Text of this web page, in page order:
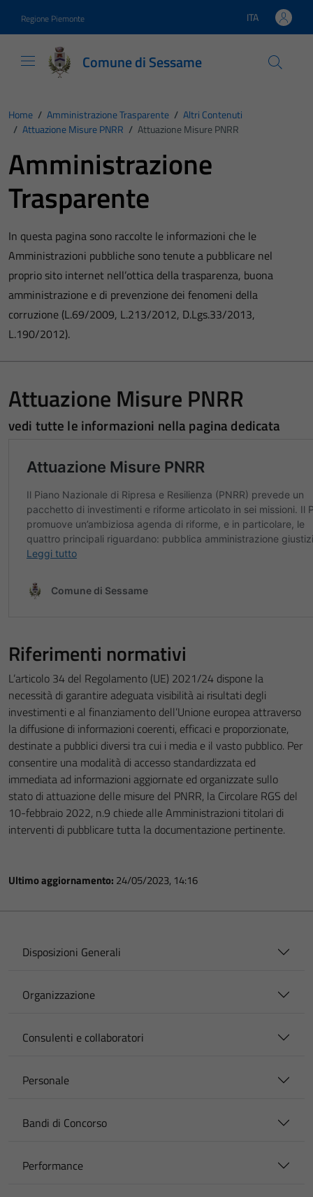
Regione Piemonte Lingua attiva:
ITA
Comune di Sessame
Home / Amministrazione Trasparente / Altri Contenuti
/ Attuazione Misure PNRR / Attuazione Misure PNRR
Amministrazione
Trasparente
In questa pagina sono raccolte le informazioni che le
Amministrazioni pubbliche sono tenute a pubblicare nel
proprio sito internet nell’ottica della trasparenza, buona
amministrazione e di prevenzione dei fenomeni della
corruzione (L.69/2009, L.213/2012, D.Lgs.33/2013,
L.190/2012).
Attuazione Misure PNRR
vedi tutte le informazioni nella pagina dedicata
Riferimenti normativi
L’articolo 34 del Regolamento (UE) 2021/24 dispone la
necessità di garantire adeguata visibilità ai risultati degli
investimenti e al finanziamento dell’Unione europea attraverso
la diffusione di informazioni coerenti, efficaci e proporzionate,
destinate a pubblici diversi tra cui i media e il vasto pubblico. Per
consentire una modalità di accesso standardizzata ed
immediata ad informazioni aggiornate ed organizzate sullo
stato di attuazione delle misure del PNRR, la Circolare RGS del
10-febbraio 2022, n.9 chiede alle Amministrazioni titolari di
interventi di pubblicare tutta la documentazione pertinente.
Ultimo aggiornamento: 24/05/2023, 14:16
Disposizioni Generali
Organizzazione
Consulenti e collaboratori
Personale
Bandi di Concorso
Performance